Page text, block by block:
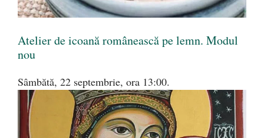
Atelier de icoană românească pe lemn. Modul
nou
Sâmbătă, 22 septembrie, ora 13:00.